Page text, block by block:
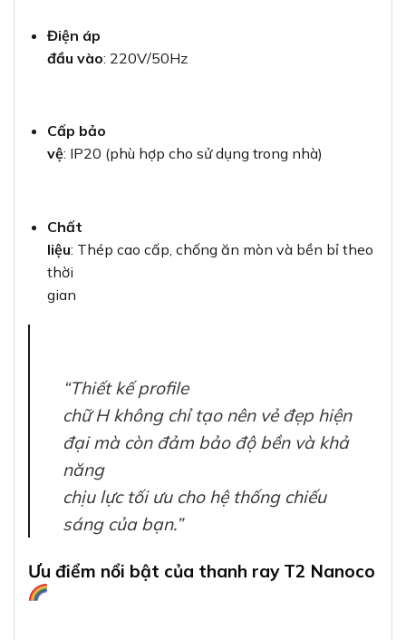
Điện áp
đầu vào: 220V/50Hz
Cấp bảo
vệ: IP20 (phù hợp cho sử dụng trong nhà)
Chất
liệu: Thép cao cấp, chống ăn mòn và bền bỉ theo
thời
gian
“Thiết kế profile
chữ H không chỉ tạo nên vẻ đẹp hiện
đại mà còn đảm bảo độ bền và khả
năng
chịu lực tối ưu cho hệ thống chiếu
sáng của bạn.”
Ưu điểm nổi bật của thanh ray T2 Nanoco